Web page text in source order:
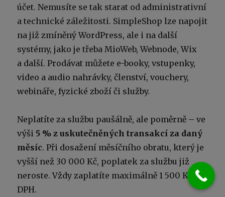
účet. Nemusíte se tak starat od administrativní
a technické záležitosti. SimpleShop lze napojit
na již zmíněný WordPress, ale i na další
systémy, jako je třeba MioWeb, Webnode, Wix
a další. Prodávat můžete e-booky, vstupenky,
video a audio nahrávky, členství, vouchery,
webináře, fyzické zboží či služby.
Neplatíte za službu paušálně, ale poměrně – ve
výši 5 % z uskutečněných transakcí za daný
měsíc. Při dosažení měsíčního obratu, který je
vyšší než 30 000 Kč, poplatek za službu již
neroste. Vždy zaplatíte maximálně 1 500 Kč +
DPH.